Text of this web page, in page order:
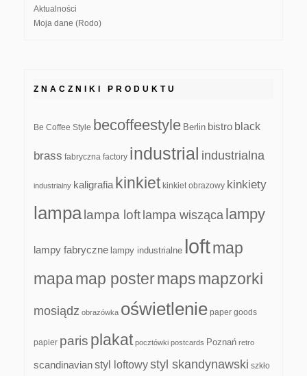
Aktualności
Moja dane (Rodo)
ZNACZNIKI PRODUKTU
Be Coffee Style becoffeestyle Berlin bistro black
brass fabryczna factory industrial industrialna
industrialny kaligrafia kinkiet kinkiet obrazowy kinkiety
lampa lampa loft lampa wisząca lampy
lampy fabryczne lampy industrialne loftmap
mapamap postermapsmapzorki
mosiądz obrazówka oświetlenie paper goods
papier paris plakat pocztówki postcards Poznań retro
scandinavianstyl loftowystyl skandynawski szkło